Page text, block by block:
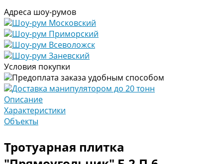
Адреса шоу-румов
Шоу-рум Московский
Шоу-рум Приморский
Шоу-рум Всеволожск
Шоу-рум Заневский
Условия покупки
Предоплата заказа удобным способом
Доставка манипулятором до 20 тонн
Описание
Характеристики
Объекты
Тротуарная плитка